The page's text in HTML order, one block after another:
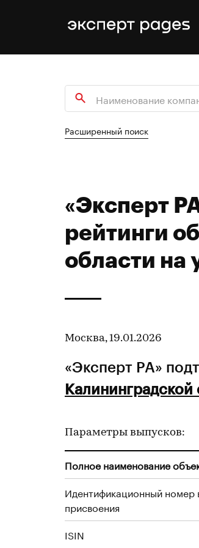
Расширенный поиск
«Эксперт
рейтинги
области на
Москва, 19.01.2026
«Эксперт РА»
Калининградской
Параметры выпусков:
Полное наименование
Идентификационный номер
присвоения
ISIN